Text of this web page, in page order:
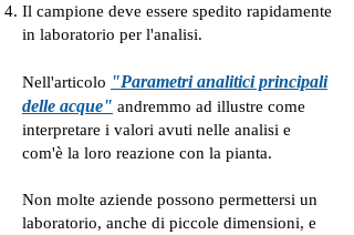
Il campione deve essere spedito rapidamente
in laboratorio per l'analisi.
Nell'articolo "Parametri analitici principali
delle acque" andremmo ad illustre come
interpretare i valori avuti nelle analisi e
com'è la loro reazione con la pianta.
Non molte aziende possono permettersi un
laboratorio, anche di piccole dimensioni, e